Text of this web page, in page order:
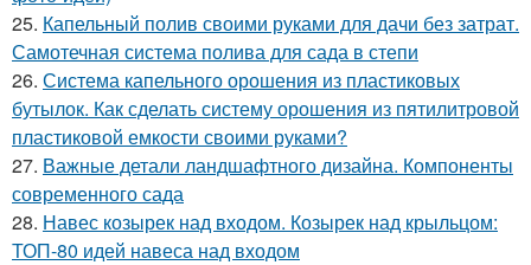
25. Капельный полив своими руками для дачи без затрат.
Самотечная система полива для сада в степи
26. Система капельного орошения из пластиковых
бутылок. Как сделать систему орошения из пятилитровой
пластиковой емкости своими руками?
27. Важные детали ландшафтного дизайна. Компоненты
современного сада
28. Навес козырек над входом. Козырек над крыльцом:
ТОП-80 идей навеса над входом